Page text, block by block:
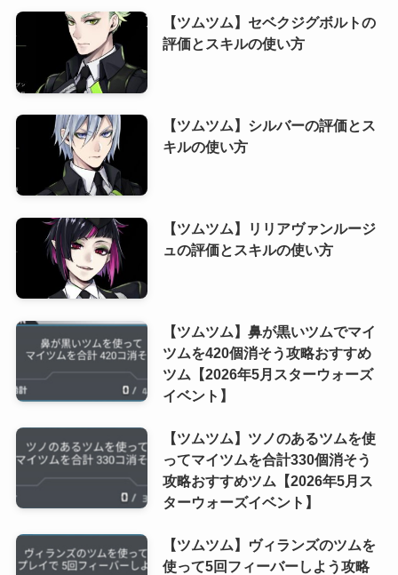
【ツムツム】セベクジグボルトの
評価とスキルの使い方
【ツムツム】シルバーの評価とス
キルの使い方
【ツムツム】リリアヴァンルージ
ュの評価とスキルの使い方
【ツムツム】鼻が黒いツムでマイ
ツムを420個消そう攻略おすすめ
ツム【2026年5月スターウォーズ
イベント】
【ツムツム】ツノのあるツムを使
ってマイツムを合計330個消そう
攻略おすすめツム【2026年5月ス
ターウォーズイベント】
【ツムツム】ヴィランズのツムを
使って5回フィーバーしよう攻略